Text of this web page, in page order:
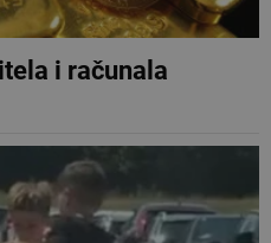
i računala